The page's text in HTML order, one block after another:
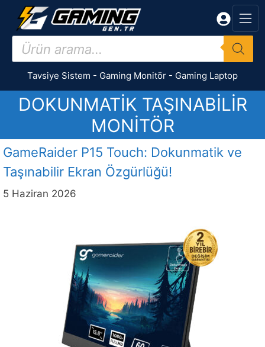
İçeriğe
Products
search
Tavsiye Sistem - Gaming Monitör - Gaming Laptop
DOKUNMATIK TAŞINABILIR
MONITÖR
GameRaider P15 Touch: Dokunmatik ve
Taşınabilir Ekran Özgürlüğü!
5 Haziran 2026